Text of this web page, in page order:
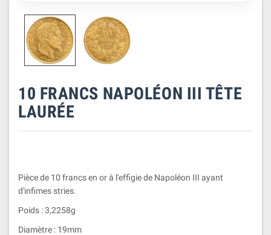
10 FRANCS NAPOLÉON III TÊTE
LAURÉE
Pièce de 10 francs en or à l'effigie de Napoléon III ayant
d'infimes stries.
Poids : 3,2258g
Diamètre : 19mm